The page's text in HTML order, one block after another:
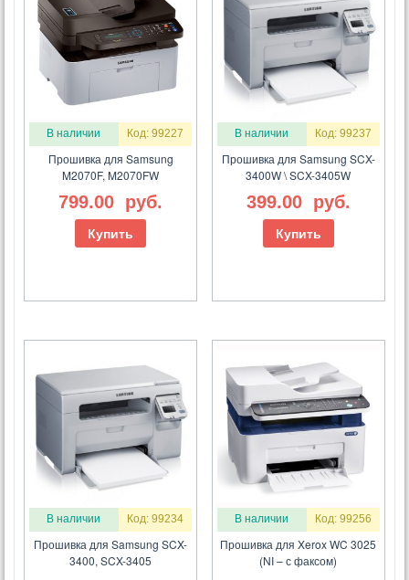
В наличии Код: 99227
Прошивка для Samsung
M2070F, M2070FW
799.00 руб.
Купить
В наличии Код: 99237
Прошивка для Samsung SCX-
3400W \ SCX-3405W
399.00 руб.
Купить
В наличии Код: 99234
Прошивка для Samsung SCX-
3400, SCX-3405
В наличии Код: 99256
Прошивка для Xerox WC 3025
(NI – с факсом)